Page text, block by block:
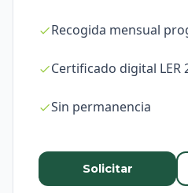
Recogida mensual
Certificado digital LER
Sin permanencia
Solicitar